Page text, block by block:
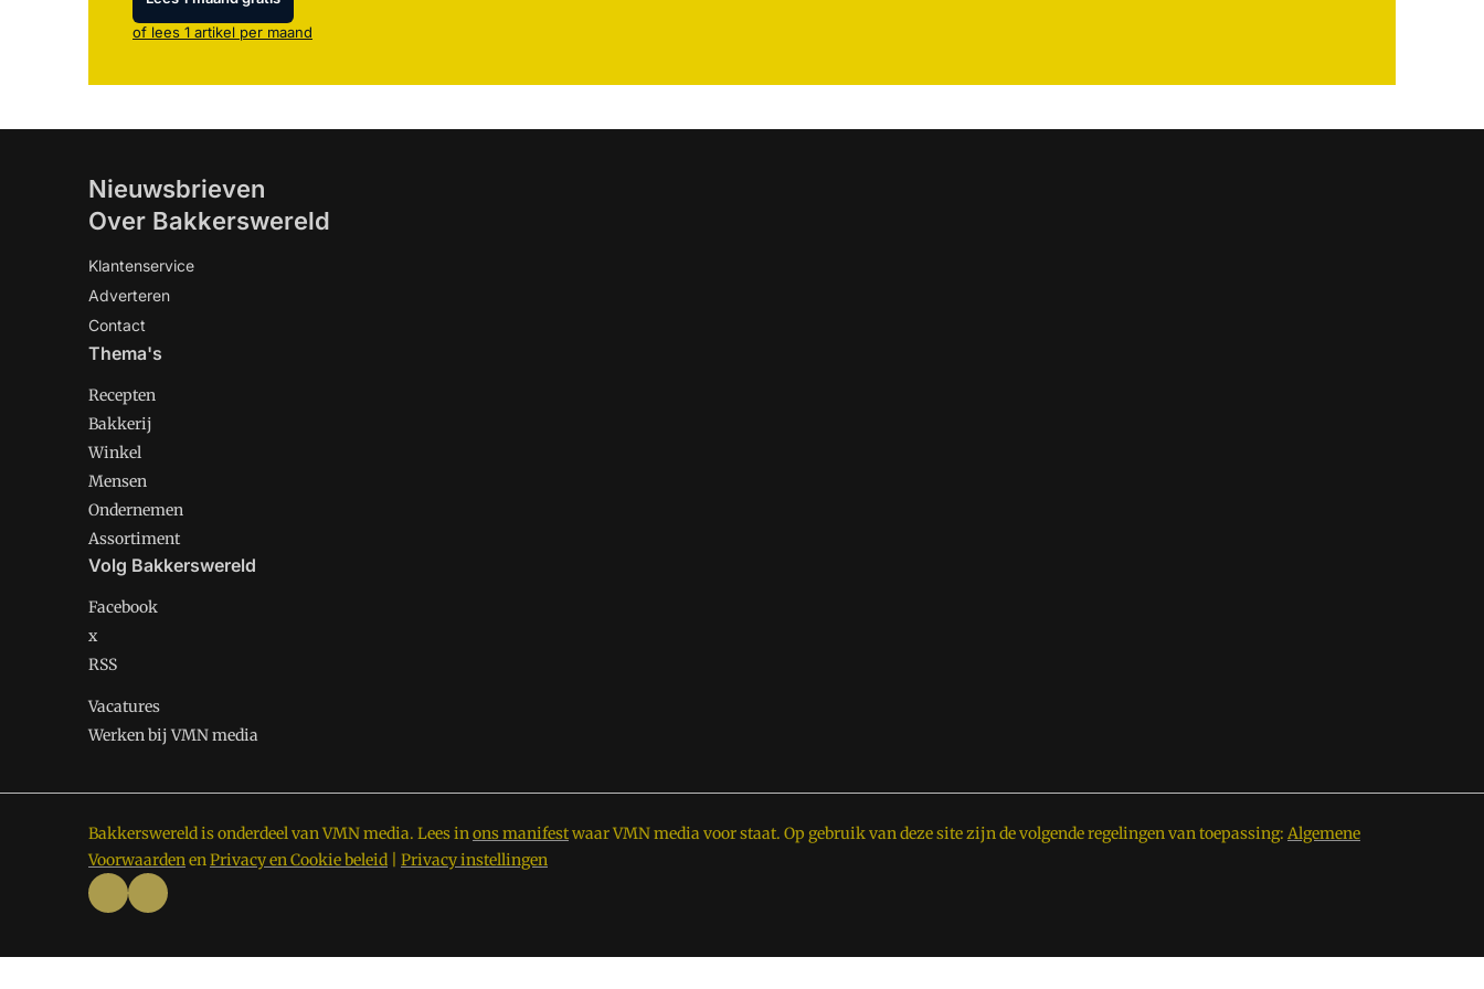
of lees 1 artikel per maand
Nieuwsbrieven
Over Bakkerswereld
Klantenservice
Adverteren
Contact
Thema's
Recepten
Bakkerij
Winkel
Mensen
Ondernemen
Assortiment
Volg Bakkerswereld
Facebook
x
RSS
Vacatures
Werken bij VMN media
Bakkerswereld is onderdeel van VMN media. Lees inons manifestwaar VMN media voor staat. Op gebruik van deze site zijn de volgende regelingen van toepassing: Algemene
VoorwaardenenPrivacy en Cookie beleid Privacy instellingen